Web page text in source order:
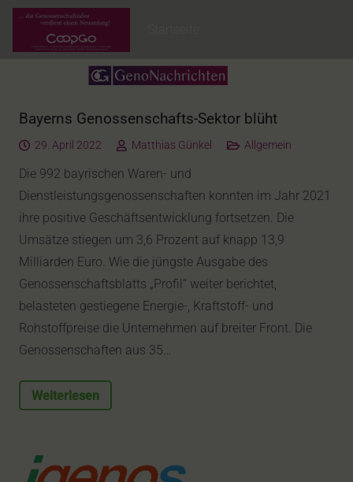
Bayerns Genossenschafts-Sektor blüht
29. April 2022 Matthias Günkel Allgemein
Die 992 bayrischen Waren- und
Dienstleistungsgenossenschaften konnten im Jahr 2021
ihre positive Geschäftsentwicklung fortsetzen. Die
Umsätze stiegen um 3,6 Prozent auf knapp 13,9
Milliarden Euro. Wie die jüngste Ausgabe des
Genossenschaftsblatts „Profil“ weiter berichtet,
belasteten gestiegene Energie-, Kraftstoff- und
Rohstoffpreise die Unternehmen auf breiter Front. Die
Genossenschaften aus 35…
Weiterlesen